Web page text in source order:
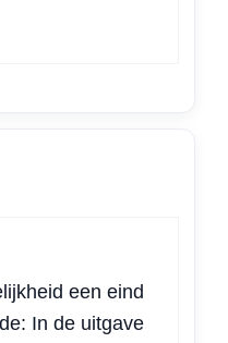
een eind
In de uitgave